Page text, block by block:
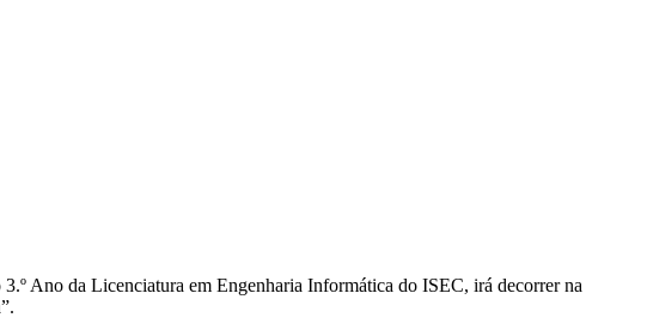
Ano da Licenciatura em Engenharia Informática do ISEC, irá decorrer na